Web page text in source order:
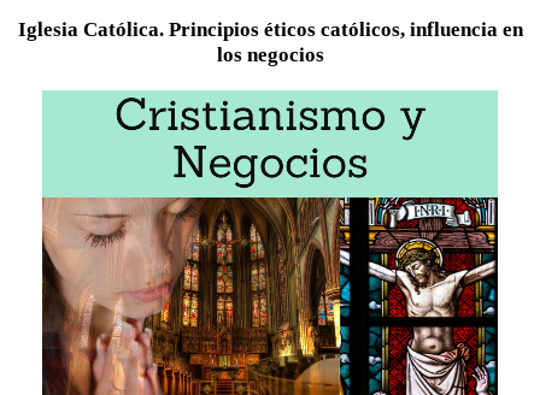
Iglesia Católica. Principios éticos católicos, influencia en
los negocios